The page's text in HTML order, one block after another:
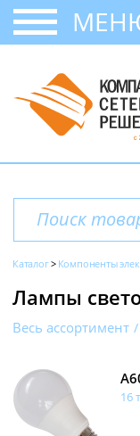
Каталог Компоненты
Лампы
Весь ассортимент
16